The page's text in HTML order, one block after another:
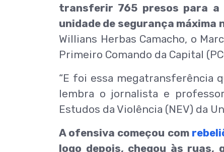
transferir 765 presos para a
unidade de segurança
Willians Herbas Camacho, o
Primeiro Comando da Capital
“E foi essa megatransferência
lembra o jornalista e
Estudos da Violência (NEV) da
A ofensiva começou com
logo depois, chegou às ruas,